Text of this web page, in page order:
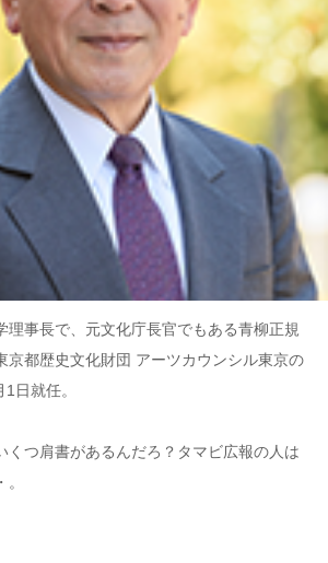
理事長で、元文化庁長官でもある青柳正規
京都歴史文化財団 アーツカウンシル東京の
日就任。
くつ肩書があるんだろ？タマビ広報の人は